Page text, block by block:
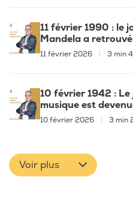
11 février 1990 : le
Mandela a
11 février 2026 3 min
10 février 1942 :
musique est
10 février 2026 3 min
Voir plus